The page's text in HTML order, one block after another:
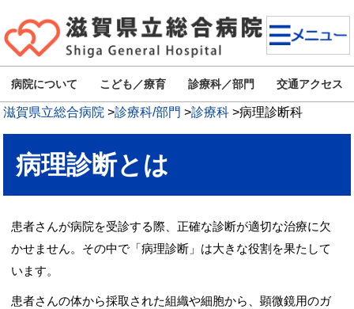
病院について こども／療育 診療科／部門 交通アクセス
滋賀県立総合病院 >診療科/部門 >診療科 >病理診断科
病理診断とは
患者さんが病院を受診する際、正確な診断が適切な治療に欠
かせません。その中で「病理診断」は大きな役割を果たして
います。
患者さんの体から採取された組織や細胞から、顕微鏡用のガ